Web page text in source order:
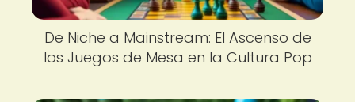
De Niche a Mainstream: El Ascenso de
los Juegos de Mesa en la Cultura Pop